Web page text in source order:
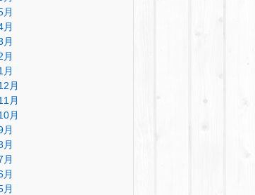
月
月
月
月
月
月
月
月
月
月
月
月
月